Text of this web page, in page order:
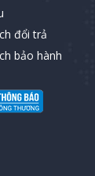
đổi trả
bảo hành